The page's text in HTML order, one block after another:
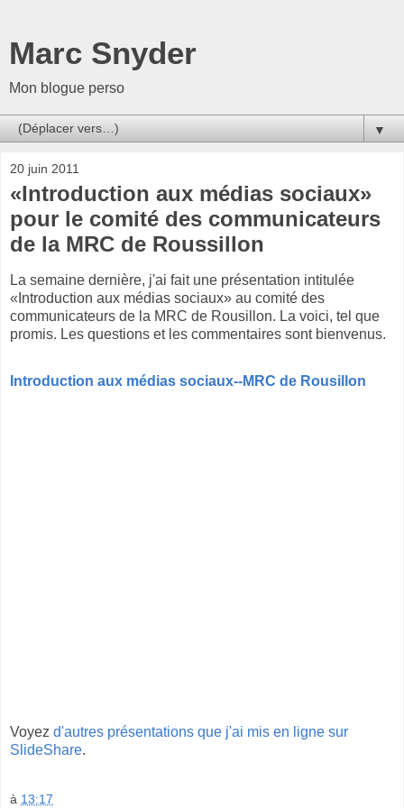
Marc Snyder
Mon blogue perso
▼
20 juin 2011
«Introduction aux médias sociaux»
pour le comité des communicateurs
de la MRC de Roussillon
La semaine dernière, j'ai fait une présentation intitulée
«Introduction aux médias sociaux» au comité des
communicateurs de la MRC de Rousillon. La voici, tel que
promis. Les questions et les commentaires sont bienvenus.
Introduction aux médias sociaux--MRC de Rousillon
Voyez d'autres présentations que j'ai mis en ligne sur
SlideShare.
à 13:17